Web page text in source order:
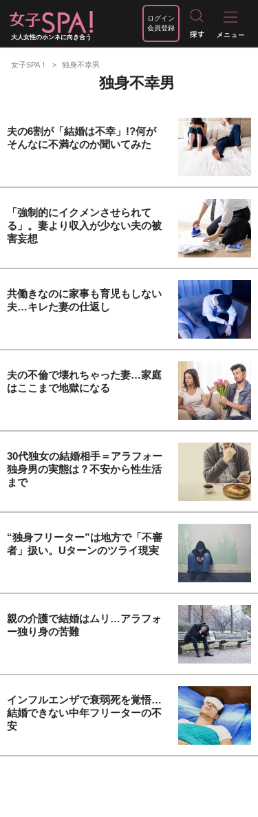
大人女性のホンネに向き合う
ログイン
会員登録
女子SPA！ 独身不幸男
独身不幸男
夫の6割が「結婚は不幸」!?何が
そんなに不満なのか聞いてみた
「強制的にイクメンさせられて
る」。妻より収入が少ない夫の被
害妄想
共働きなのに家事も育児もしない
夫…キレた妻の仕返し
夫の不倫で壊れちゃった妻…家庭
はここまで地獄になる
30代独女の結婚相手＝アラフォー
独身男の実態は？不安から性生活
まで
“独身フリーター”は地方で「不審
者」扱い。Uターンのツライ現実
親の介護で結婚はムリ…アラフォ
ー独り身の苦難
インフルエンザで衰弱死を覚悟…
結婚できない中年フリーターの不
安